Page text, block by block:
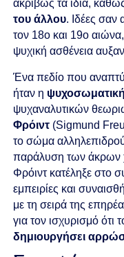
ακριβώς τα ίδια,
του άλλου. Ιδέες σαν
τον 18ο και 19ο
ψυχική ασθένεια
Ένα πεδίο που
ήταν η ψυχοσωματική
ψυχαναλυτικών
Φρόιντ (Sigmund
το σώμα
παράλυση των άκρων
Φρόιντ κατέληξε στο
εμπειρίες και
με τη σειρά της
γιατον ισχυρισμό ότι
δημιουργήσει